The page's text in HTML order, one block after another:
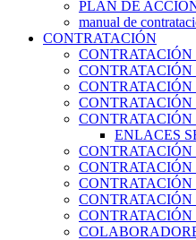
PLAN DE
manual de
CONTRATACIÓN
CONTRATACIÓN
CONTRATACIÓN
CONTRATACIÓN
CONTRATACIÓN
ENLACES
CONTRATACIÓN
CONTRATACIÓN
CONTRATACIÓN
CONTRATACIÓN
CONTRATACIÓN